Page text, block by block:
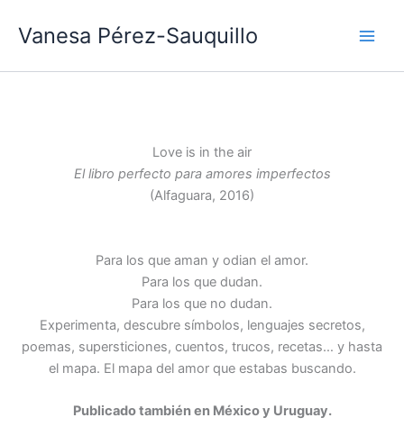
Vanesa Pérez-Sauquillo
Love is in the air
El libro perfecto para amores imperfectos
(Alfaguara, 2016)
Para los que aman y odian el amor.
Para los que dudan.
Para los que no dudan.
Experimenta, descubre símbolos, lenguajes secretos,
poemas, supersticiones, cuentos, trucos, recetas… y hasta
el mapa. El mapa del amor que estabas buscando.
Publicado también en México y Uruguay.